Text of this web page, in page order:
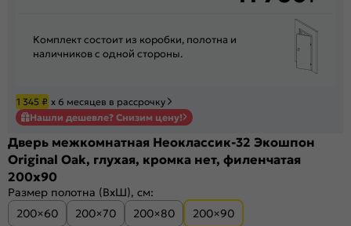
Комплект состоит из коробки, полотна и
наличников с одной стороны.
1 345 ₽ х 6 месяцев в рассрочку
Нашли дешевле? Снизим цену!
Дверь межкомнатная Неоклассик-32 Экошпон
Original Oak, глухая, кромка нет, филенчатая
200x90
Размер полотна (ВхШ), см:
200×60
200×70 200×80
200×90